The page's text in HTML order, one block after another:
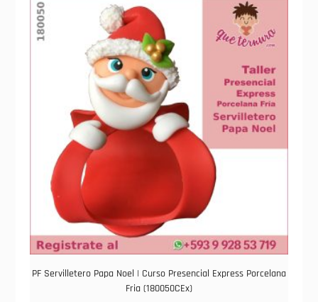
PF Servilletero Papa Noel | Curso Presencial Express Porcelana
Fria (180050CEx)